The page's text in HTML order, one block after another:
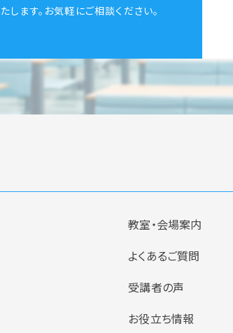
します。お気軽にご相談ください。
教室・会場案内
よくあるご質問
受講者の声
お役立ち情報